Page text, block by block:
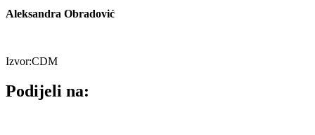
Aleksandra Obradović
Izvor:CDM
Podijeli na: